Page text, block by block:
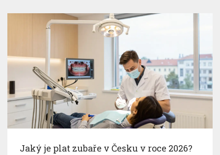
Jaký je plat zubaře v Česku v roce 2026?